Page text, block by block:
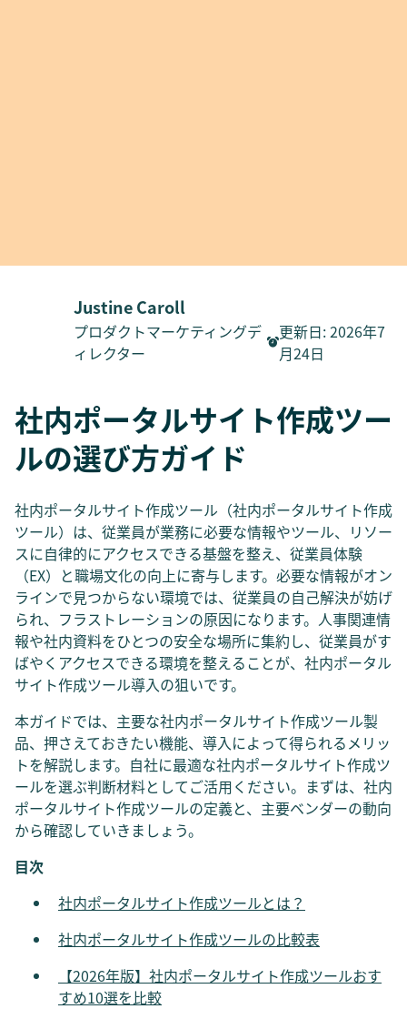
Justine Caroll
プロダクトマーケティングデ
ィレクター
更新日:2026年7
月24日
社内ポータルサイト作成ツー
ルの選び方ガイド
社内ポータルサイト作成ツール（社内ポータルサイト作成
ツール）は、従業員が業務に必要な情報やツール、リソー
スに自律的にアクセスできる基盤を整え、従業員体験
（EX）と職場文化の向上に寄与します。必要な情報がオン
ラインで見つからない環境では、従業員の自己解決が妨げ
られ、フラストレーションの原因になります。人事関連情
報や社内資料をひとつの安全な場所に集約し、従業員がす
ばやくアクセスできる環境を整えることが、社内ポータル
サイト作成ツール導入の狙いです。
本ガイドでは、主要な社内ポータルサイト作成ツール製
品、押さえておきたい機能、導入によって得られるメリッ
トを解説します。自社に最適な社内ポータルサイト作成ツ
ールを選ぶ判断材料としてご活用ください。まずは、社内
ポータルサイト作成ツールの定義と、主要ベンダーの動向
から確認していきましょう。
目次
社内ポータルサイト作成ツールとは？
社内ポータルサイト作成ツールの比較表
【2026年版】社内ポータルサイト作成ツールおす
すめ10選を比較